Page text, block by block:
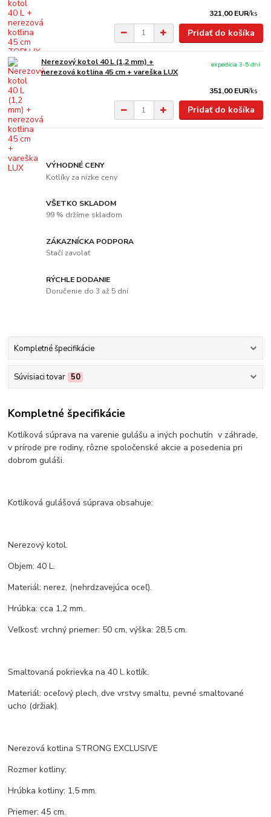
321,00 EUR/ks
Pridať do košíka
Nerezový kotol 40 L (1,2 mm) +
nerezová kotlina 45 cm + vareška LUX
351,00 EUR/ks
expedícia 3-5 dní
Pridať do košíka
VÝHODNÉ CENY
Kotlíky za nízke ceny
VŠETKO SKLADOM
99 % držíme skladom
ZÁKAZNÍCKA PODPORA
Stačí zavolať
RÝCHLE DODANIE
Doručenie do 3 až 5 dní
Kompletné špecifikácie
Súvisiaci tovar 50
Kompletné špecifikácie
Kotlíková súprava na varenie gulášu a iných pochutín v záhrade,
v prírode pre rodiny, rôzne spoločenské akcie a posedenia pri
dobrom guláši.
Kotlíková gulášová súprava obsahuje:
Nerezový kotol.
Objem: 40 L.
Materiál: nerez, (nehrdzavejúca oceľ).
Hrúbka: cca 1,2 mm.
Veľkosť: vrchný priemer: 50 cm, výška: 28,5 cm.
Smaltovaná pokrievka na 40 l. kotlík.
Materiál: oceľový plech, dve vrstvy smaltu, pevné smaltované
ucho (držiak).
Nerezová kotlina STRONG EXCLUSIVE
Rozmer kotliny:
Hrúbka kotliny: 1,5 mm.
Priemer: 45 cm.